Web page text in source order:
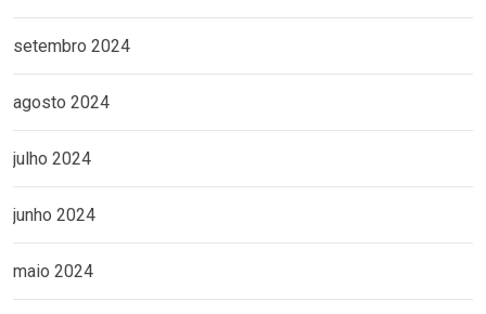
setembro 2024
agosto 2024
julho 2024
junho 2024
maio 2024